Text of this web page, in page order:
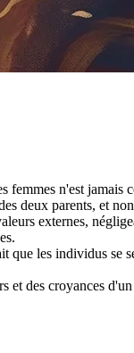
n'est jamais
deux parents, et
externes,
les individus se
et des croyances